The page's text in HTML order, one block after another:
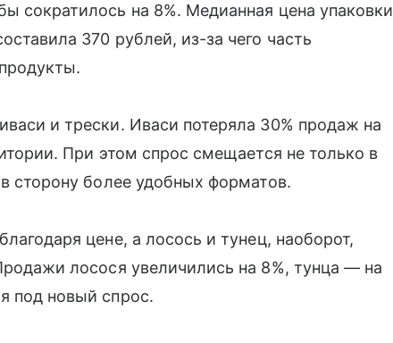
сократилось на 8%. Медианная цена упаковки
370 рублей, из-за чего часть
и трески. Иваси потеряла 30% продаж на
При этом спрос смещается не только в
сторону более удобных форматов.
цене, а лосось и тунец, наоборот,
лосося увеличились на 8%, тунца — на
под новый спрос.